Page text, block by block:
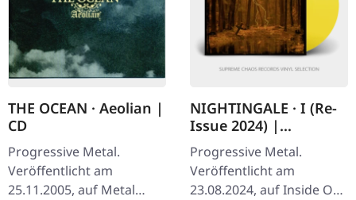
THE OCEAN · Aeolian |
CD
Progressive Metal.
Veröffentlicht am
25.11.2005, auf Metal
NIGHTINGALE · I (Re-
Issue 2024) |
TRANSPARENT SUN
YELLOW LP
Progressive Metal.
Veröffentlicht am
23.08.2024, auf Inside Out